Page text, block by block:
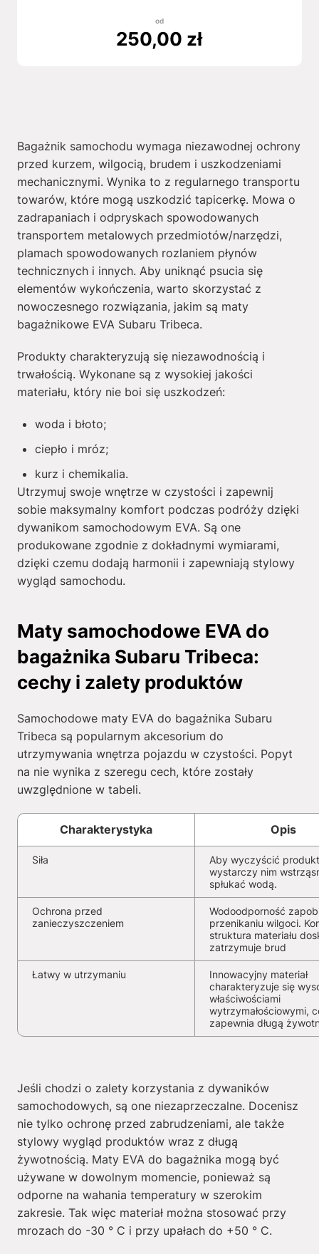
od
250,00 zł
Bagażnik samochodu wymaga niezawodnej ochrony
przed kurzem, wilgocią, brudem i uszkodzeniami
mechanicznymi. Wynika to z regularnego transportu
towarów, które mogą uszkodzić tapicerkę. Mowa o
zadrapaniach i odpryskach spowodowanych
transportem metalowych przedmiotów/narzędzi,
plamach spowodowanych rozlaniem płynów
technicznych i innych. Aby uniknąć psucia się
elementów wykończenia, warto skorzystać z
nowoczesnego rozwiązania, jakim są maty
bagażnikowe EVA Subaru Tribeca.
Produkty charakteryzują się niezawodnością i
trwałością. Wykonane są z wysokiej jakości
materiału, który nie boi się uszkodzeń:
woda i błoto;
ciepło i mróz;
kurz i chemikalia.
Utrzymuj swoje wnętrze w czystości i zapewnij
sobie maksymalny komfort podczas podróży dzięki
dywanikom samochodowym EVA. Są one
produkowane zgodnie z dokładnymi wymiarami,
dzięki czemu dodają harmonii i zapewniają stylowy
wygląd samochodu.
Maty samochodowe EVA do
bagażnika Subaru Tribeca:
cechy i zalety produktów
Samochodowe maty EVA do bagażnika Subaru
Tribeca są popularnym akcesorium do
utrzymywania wnętrza pojazdu w czystości. Popyt
na nie wynika z szeregu cech, które zostały
uwzględnione w tabeli.
Charakterystyka Opis
Siła
Aby wyczyścić
wystarczy nim
spłukać wodą.
Ochrona przed
zanieczyszczeniem
Wodoodporność
przenikaniu wilgoci.
struktura materiału
zatrzymuje brud
Łatwy w utrzymaniu
Innowacyjny materiał
charakteryzuje się
właściwościami
wytrzymałościowymi,
zapewnia długą
Jeśli chodzi o zalety korzystania z dywaników
samochodowych, są one niezaprzeczalne. Docenisz
nie tylko ochronę przed zabrudzeniami, ale także
stylowy wygląd produktów wraz z długą
żywotnością. Maty EVA do bagażnika mogą być
używane w dowolnym momencie, ponieważ są
odporne na wahania temperatury w szerokim
zakresie. Tak więc materiał można stosować przy
mrozach do -30 ° C i przy upałach do +50 ° C.